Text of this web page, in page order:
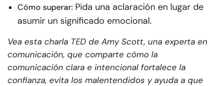
Cómo superar: Pida una aclaración en lugar de
asumir un significado emocional.
Vea esta charla TED de Amy Scott, una experta en
comunicación, que comparte cómo la
comunicación clara e intencional fortalece la
confianza, evita los malentendidos y ayuda a que